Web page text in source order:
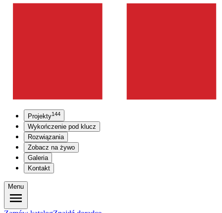
Projekty144
Wykończenie pod klucz
Rozwiązania
Zobacz na żywo
Galeria
Kontakt
Menu